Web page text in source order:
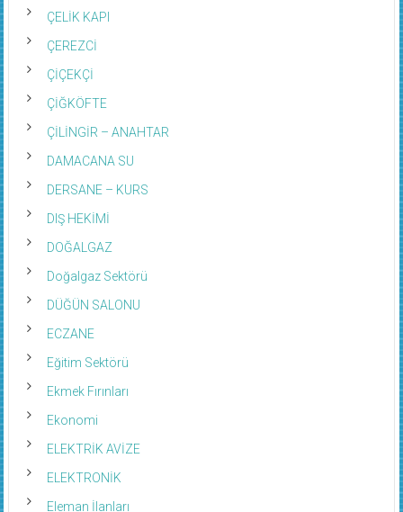
ÇELİK KAPI
ÇEREZCİ
ÇİÇEKÇİ
ÇİĞKÖFTE
ÇİLİNGİR – ANAHTAR
DAMACANA SU
DERSANE – KURS
DIŞ HEKİMİ
DOĞALGAZ
Doğalgaz Sektörü
DÜĞÜN SALONU
ECZANE
Eğitim Sektörü
Ekmek Fırınları
Ekonomi
ELEKTRİK AVİZE
ELEKTRONİK
Eleman İlanları